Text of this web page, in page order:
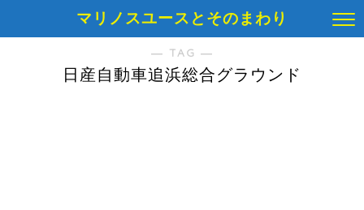
マリノスユースとそのまわり
― TAG ―
日産自動車追浜総合グラウンド